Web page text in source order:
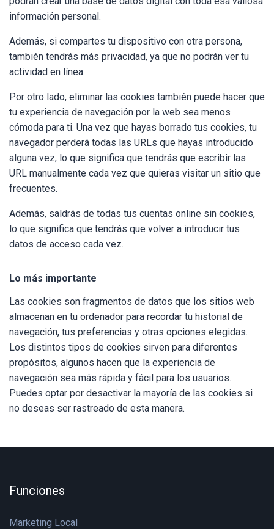
información personal.
Además, si compartes tu dispositivo con otra persona,
también tendrás más privacidad, ya que no podrán ver tu
actividad en línea.
Por otro lado, eliminar las cookies también puede hacer que
tu experiencia de navegación por la web sea menos
cómoda para ti. Una vez que hayas borrado tus cookies, tu
navegador perderá todas las URLs que hayas introducido
alguna vez, lo que significa que tendrás que escribir las
URL manualmente cada vez que quieras visitar un sitio que
frecuentes.
Además, saldrás de todas tus cuentas online sin cookies,
lo que significa que tendrás que volver a introducir tus
datos de acceso cada vez.
Lo más importante
Las cookies son fragmentos de datos que los sitios web
almacenan en tu ordenador para recordar tu historial de
navegación, tus preferencias y otras opciones elegidas.
Los distintos tipos de cookies sirven para diferentes
propósitos, algunos hacen que la experiencia de
navegación sea más rápida y fácil para los usuarios.
Puedes optar por desactivar la mayoría de las cookies si
no deseas ser rastreado de esta manera.
Funciones
Marketing Local